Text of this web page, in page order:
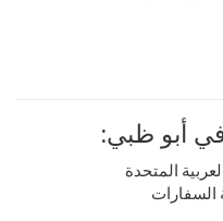
في أبو ظبي:
المتحدة
السفارات